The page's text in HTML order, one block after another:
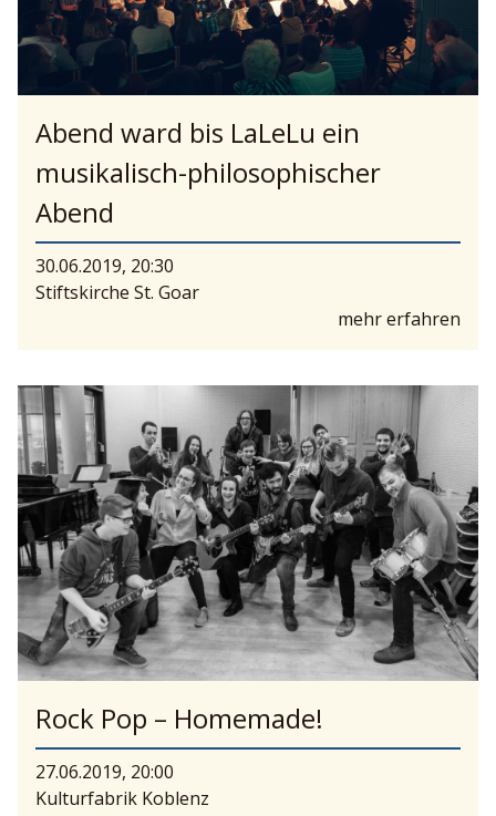
Abend ward bis LaLeLu ein
musikalisch-philosophischer
Abend
30.06.2019, 20:30
Stiftskirche St. Goar
mehr erfahren
Rock Pop – Homemade!
27.06.2019, 20:00
Kulturfabrik Koblenz